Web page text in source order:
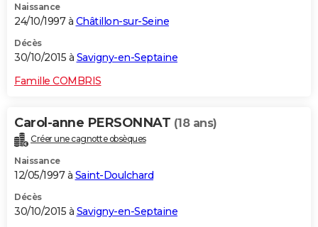
Naissance
24/10/1997 à Châtillon-sur-Seine
Décès
30/10/2015 à Savigny-en-Septaine
Famille COMBRIS
Carol-anne PERSONNAT (18 ans)
Créer une cagnotte obsèques
Naissance
12/05/1997 à Saint-Doulchard
Décès
30/10/2015 à Savigny-en-Septaine